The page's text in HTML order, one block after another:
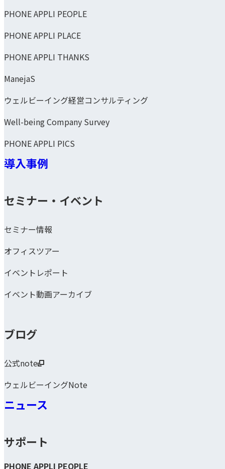
PHONE APPLI PEOPLE
PHONE APPLI PLACE
PHONE APPLI THANKS
ManejaS
ウェルビーイング経営コンサルティング
Well-being Company Survey
PHONE APPLI PICS
導入事例
セミナー・イベント
セミナー情報
オフィスツアー
イベントレポート
イベント動画アーカイブ
ブログ
公式note
ウェルビーイングNote
ニュース
サポート
PHONE APPLI PEOPLE